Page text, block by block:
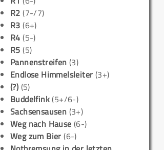
R2 (7-/7)
R3 (6+)
R4 (5-)
R5 (5)
Pannenstreifen (3)
Endlose Himmelsleiter (3+)
(?) (5)
Buddelfink(5+/6-)
Sachsensausen (3+)
Weg nach Hause (6-)
Weg zum Bier (6-)